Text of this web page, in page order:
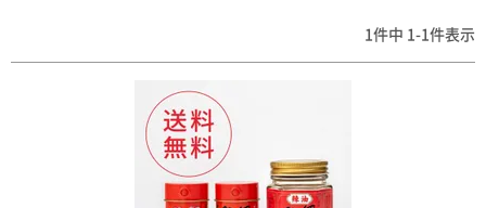
1 件中 1 -1 件表示